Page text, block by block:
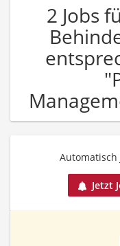
2 Jobs
Automatisch
Jetzt